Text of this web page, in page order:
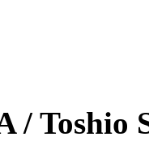
/ Toshio